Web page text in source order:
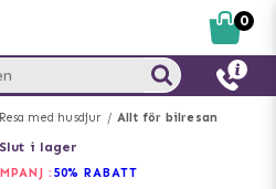
Resa med husdjur Allt för bilresan
Slut i lager
: 50% RABATT
0